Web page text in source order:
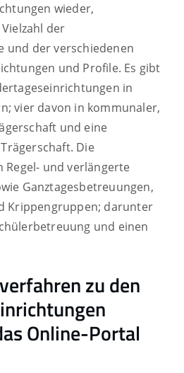
wieder,
der
und der verschiedenen
und Profile. Es gibt
in
vier davon in kommunaler,
und eine
Die
und verlängerte
Ganztagesbetreuungen,
Krippengruppen; darunter
und einen
zu den
Online-Portal